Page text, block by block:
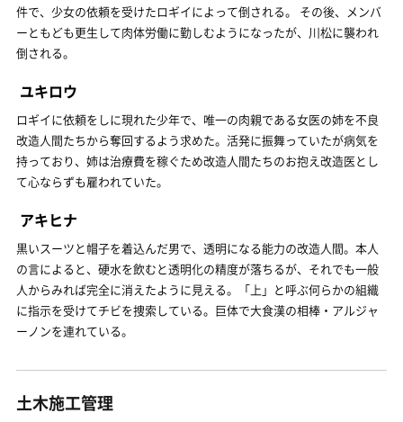
件で、少女の依頼を受けたロギイによって倒される。 その後、メンバ
ーともども更生して肉体労働に勤しむようになったが、川松に襲われ
倒される。
ユキロウ
ロギイに依頼をしに現れた少年で、唯一の肉親である女医の姉を不良
改造人間たちから奪回するよう求めた。活発に振舞っていたが病気を
持っており、姉は治療費を稼ぐため改造人間たちのお抱え改造医とし
て心ならずも雇われていた。
アキヒナ
黒いスーツと帽子を着込んだ男で、透明になる能力の改造人間。本人
の言によると、硬水を飲むと透明化の精度が落ちるが、それでも一般
人からみれば完全に消えたように見える。「上」と呼ぶ何らかの組織
に指示を受けてチビを捜索している。巨体で大食漢の相棒・アルジャ
ーノンを連れている。
土木施工管理